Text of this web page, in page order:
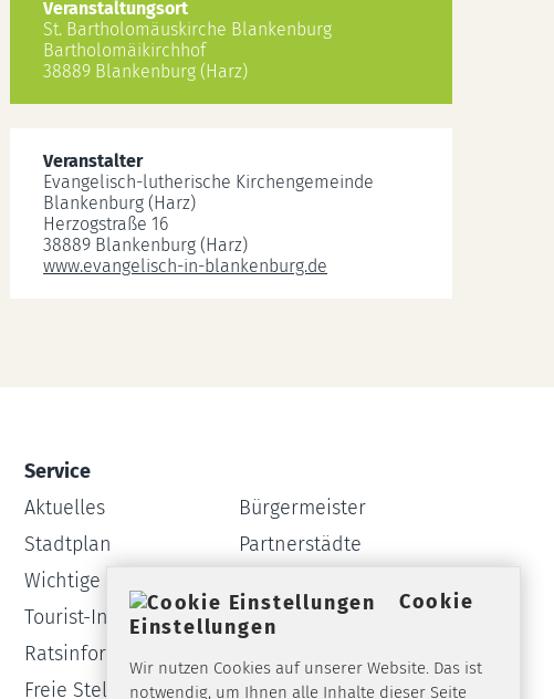
Veranstaltungsort
St. Bartholomäuskirche Blankenburg
Bartholomäikirchhof
38889 Blankenburg (Harz)
Veranstalter
Evangelisch-lutherische Kirchengemeinde
Blankenburg (Harz)
Herzogstraße 16
38889 Blankenburg (Harz)
www.evangelisch-in-blankenburg.de
Service
Aktuelles
Bürgermeister
Stadtplan
Partnerstädte
Wichtige Rufnummern
Tourist-Info
Formulare
Ratsinformationssystem
Freie Stellen
Cookie
Einstellungen
Wir nutzen Cookies auf unserer Website. Das ist
notwendig, um Ihnen alle Inhalte dieser Seite